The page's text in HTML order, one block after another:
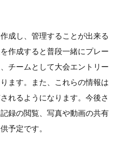
成し、管理することが出来る
作成すると普段一緒にプレー
チームとして大会エントリー
ます。また、これらの情報は
れるようになります。今後さ
録の閲覧、写真や動画の共有
予定です。